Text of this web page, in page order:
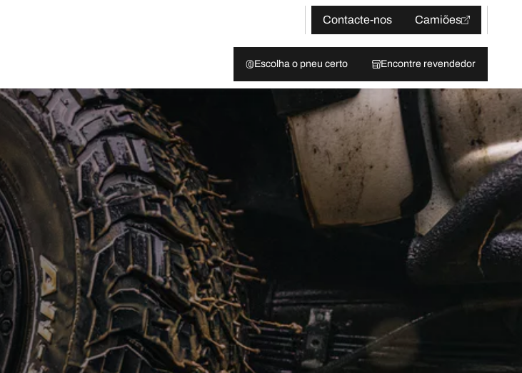
Contacte-nos
Camiões
Escolha o pneu certo Encontre revendedor